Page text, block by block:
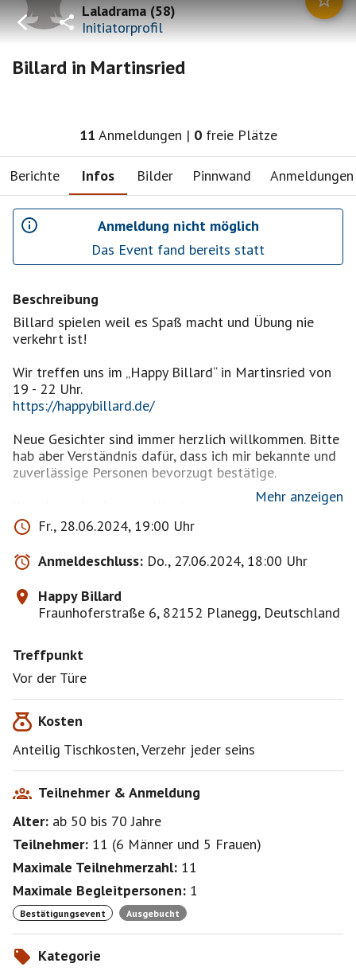
Laladrama(58)
Initiatorprofil
Billard in Martinsried
11 Anmeldungen | 0 freie Plätze
Berichte Infos Bilder Pinnwand Anmeldungen
Anmeldung nicht möglich
Das Event fand bereits statt
Beschreibung
Billard spielen weil es Spaß macht und Übung nie
verkehrt ist!
Wir treffen uns im „Happy Billard“ in Martinsried von
https://happybillard.de/
Neue Gesichter sind immer herzlich willkommen. Bitte
hab aber Verständnis dafür, dass ich mir bekannte und
zuverlässige Personen bevorzugt bestätige.
Wir spielen immer zu zweit an einem Tisch und
wechseln dann durch. Deswegen achte ich auf eine
gerade Anzahl an Spielern. Sollte ich jemand nicht
gleich bestätigen, dann hat das nichts mit der Person
zu tun, sondern mit der Organisation. Solltest du mal
auf der Warteliste stehen, bleib gerne drauf, oft tut
sich auch noch kurzfristig was. Aber melde dich bitte
Häufiges kurzfristiges Absagen wird nicht so gerne
gesehen.
mit Anfängern.
Wir spielen 3 Stunden. Also bitte plane diese Zeit auch
ein, da wir die Tischmiete durch alle Teilnehmer teilen.
Sonst wird es schwierig mit der Abrechnung - Danke!
Haftungsausschluss: Dies ist ein privat organisiertes
Event ohne irgendeine Haftungsübernahme durch
Mehr anzeigen
Fr., 28.06.2024, 19:00 Uhr
Anmeldeschluss: Do., 27.06.2024, 18:00 Uhr
Happy Billard
Fraunhoferstraße 6, 82152 Planegg, Deutschland
Treffpunkt
Vor der Türe
Kosten
Anteilig Tischkosten, Verzehr jeder seins
Teilnehmer & Anmeldung
Alter: ab 50 bis 70Jahre
Teilnehmer: 11 (6 Männer und 5 Frauen)
Maximale Teilnehmerzahl: 11
Maximale Begleitpersonen: 1
Bestätigungsevent Ausgebucht
Kategorie